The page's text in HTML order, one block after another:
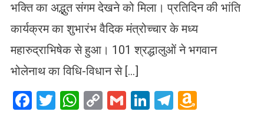
भक्ति का अद्भुत संगम देखने को मिला। प्रतिदिन की भांति
कार्यक्रम का शुभारंभ वैदिक मंत्रोच्चार के मध्य
महारुद्राभिषेक से हुआ। 101 श्रद्धालुओं ने भगवान
भोलेनाथ का विधि-विधान से […]
Facebook
Twitter
WhatsApp
CopyGmailLinkedIn
Telegram